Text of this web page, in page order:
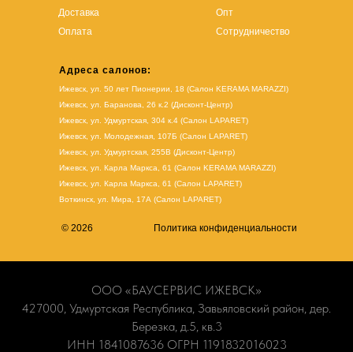
Доставка
Оплата
Опт
Сотрудничество
Адреса салонов:
Ижевск, ул. 50 лет Пионерии, 18 (Салон KERAMA MARAZZI)
Ижевск, ул. Баранова, 26 к.2 (Дисконт-Центр)
Ижевск, ул. Удмуртская, 304 к.4 (Салон LAPARET)
Ижевск, ул. Молодежная, 107Б (Салон LAPARET)
Ижевск, ул. Удмуртская, 255В (Дисконт-Центр)
Ижевск, ул. Карла Маркса, 61 (Салон KERAMA MARAZZI)
Ижевск, ул. Карла Маркса, 61 (Салон LAPARET)
Воткинск, ул. Мира, 17А (Салон LAPARET)
© 2026 Политика конфиденциальности
ООО «БАУСЕРВИС ИЖЕВСК»
427000, Удмуртская Республика, Завьяловский район, дер.
Березка, д.5, кв.3
ИНН 1841087636 ОГРН 1191832016023